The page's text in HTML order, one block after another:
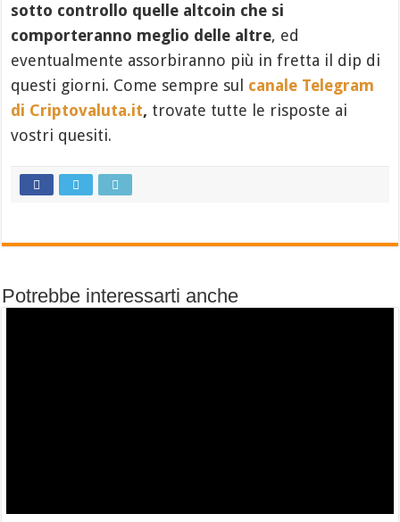
sotto controllo quelle altcoin che si
comporteranno meglio delle altre, ed
eventualmente assorbiranno più in fretta il dip di
questi giorni. Come sempre sul canale Telegram
di Criptovaluta.it, trovate tutte le risposte ai
vostri quesiti.
Potrebbe interessarti anche